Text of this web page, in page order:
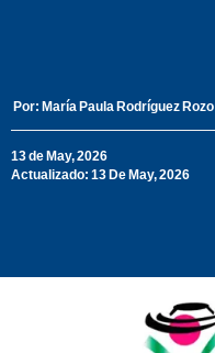
Por: María Paula Rodríguez Rozo
13 de May, 2026
Actualizado: 13 De May, 2026